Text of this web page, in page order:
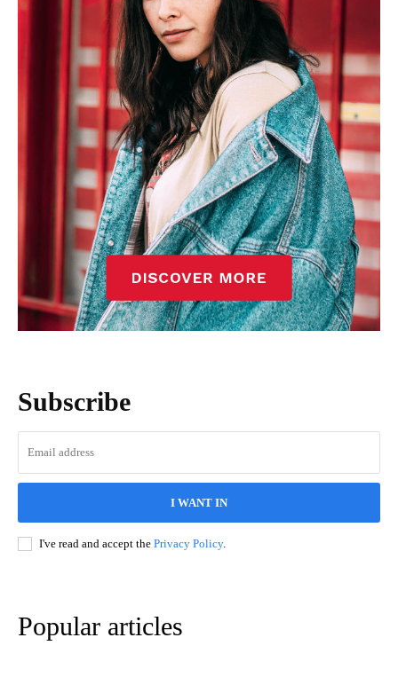
Subscribe
I WANT IN
I've read and accept the Privacy Policy.
Popular articles